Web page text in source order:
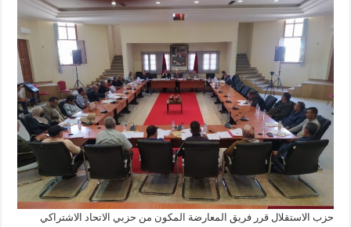
حزب الاستقلال قرر فريق المعارضة المكون من حزبي الاتحاد الاشتراكي